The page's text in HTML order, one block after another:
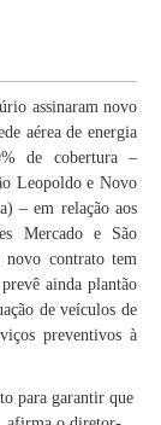
assinaram novo
aérea de energia
de cobertura –
Leopoldo e Novo
– em relação aos
Mercado e São
novo contrato tem
ainda plantão
de veículos de
preventivos à
para garantir que